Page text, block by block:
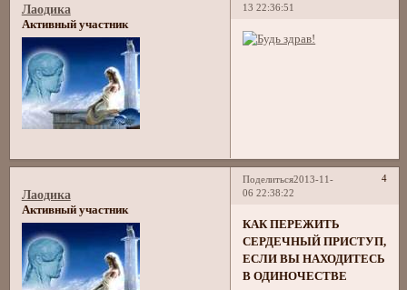
13 22:36:51
Лаодика
Активный участник
Поделиться 4
2013-11-
06 22:38:22
Лаодика
Активный участник
КАК ПЕРЕЖИТЬ
СЕРДЕЧНЫЙ ПРИСТУП,
ЕСЛИ ВЫ НАХОДИТЕСЬ
В ОДИНОЧЕСТВЕ